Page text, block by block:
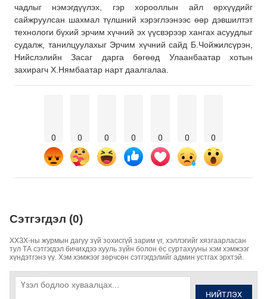
чадлыг нэмэгдүүлэх, гэр хорооллын айл өрхүүдийг
сайжруулсан шахмал түлшний хэрэглээнээс өөр дэвшилтэт
технологи бүхий эрчим хүчний эх үүсвэрээр хангах асуудлыг
судалж, танилцуулахыг Эрчим хүчний сайд Б.Чойжилсүрэн,
Нийслэлийн Засаг дарга бөгөөд Улаанбаатар хотын
захирагч Х.Нямбаатар нарт даалгалаа.
0 0 0 0 0 0 0
Сэтгэгдэл (0)
ХХЗХ-ны журмын дагуу зүй зохисгүй зарим үг, хэллэгийг хязгаарласан
тул ТА сэтгэгдэл бичихдээ хууль зүйн болон ёс суртахууны хэм хэмжээг
хүндэтгэнэ үү. Хэм хэмжээг зөрчсөн сэтгэгдэлийг админ устгах эрхтэй.
НИЙТЛЭХ